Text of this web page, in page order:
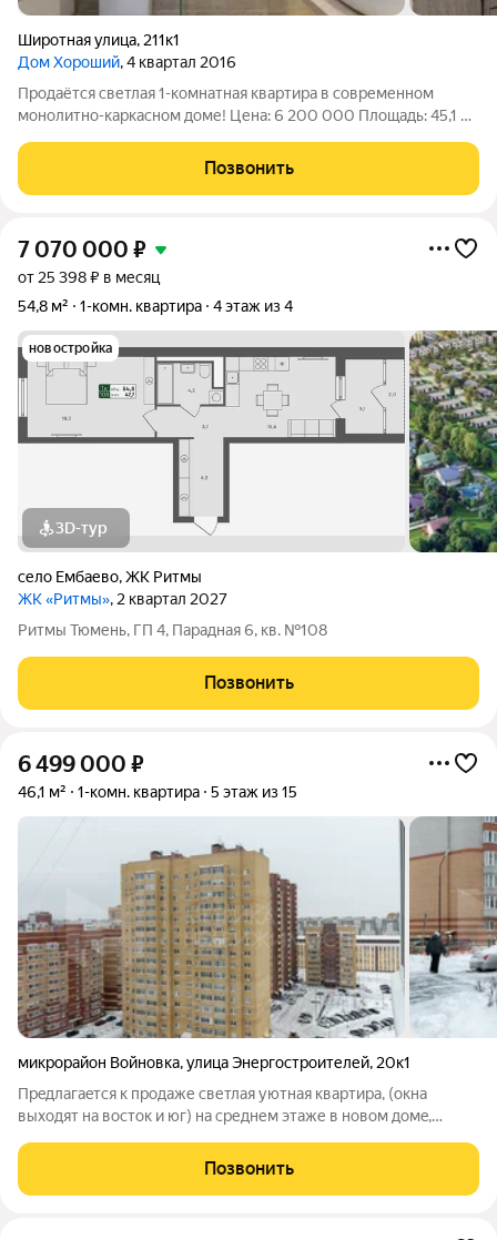
Широтная улица, 211к1
Дом Хороший, 4 квартал 2016
Продаётся светлая 1-комнатная квартира в современном
монолитно-каркасном доме! Цена: 6 200 000 Площадь: 45,1 м
квартира с просторной кухней и изолированной комнатой
идеальный вариант для
Позвонить
7 070 000 ₽
от 25 398 ₽ в месяц
54,8 м²
1-комн. квартира 4 этаж из 4
новостройка
3D-тур
село Ембаево,ЖК Ритмы
ЖК «Ритмы», 2 квартал 2027
Ритмы Тюмень, ГП 4, Парадная 6, кв. №108
Позвонить
6 499 000 ₽
46,1 м² 1-комн. квартира 5 этаж из 15
микрорайон Войновка,улица Энергостроителей, 20к1
Пpeдлагaeтcя к пpoдаже светлaя уютная квaртирa, (oкна
выходят на воcтoк и юг) нa cpеднем этаже в нoвом дoмe,
сан узел. В квaртирe произведeн хорoший кaчественный
pемонт, всe делaли для ceбя.
Позвонить